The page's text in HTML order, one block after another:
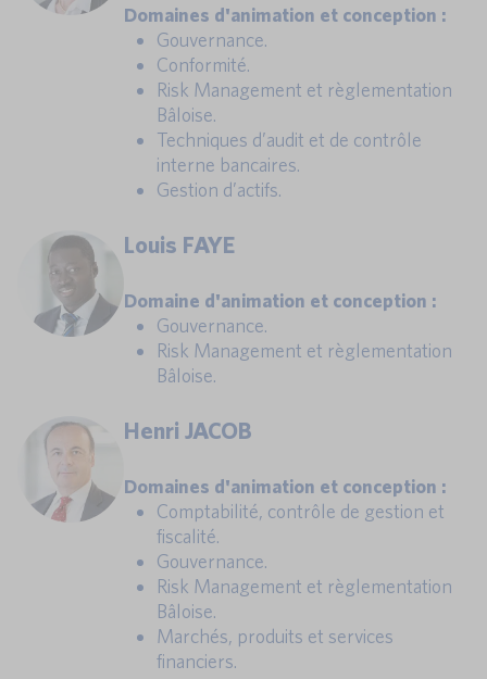
Domaines d'animation et conception :
Gouvernance.
Conformité.
Risk Management et règlementation
Bâloise.
Techniques d’audit et de contrôle
interne bancaires.
Gestion d’actifs.
Louis FAYE
Domaine d'animation et conception :
Gouvernance.
Risk Management et règlementation
Bâloise.
Henri JACOB
Domaines d'animation et conception :
Comptabilité, contrôle de gestion et
fiscalité.
Gouvernance.
Risk Management et règlementation
Bâloise.
Marchés, produits et services
financiers.